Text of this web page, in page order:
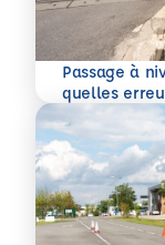
Passage à
quelles
En savoir plus